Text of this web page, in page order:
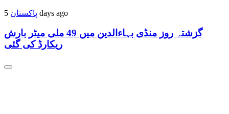
پاکستان 5 days ago
گزشتہ روز منڈی بہاءالدین میں 49 ملی میٹر بارش
ریکارڈ کی گئی